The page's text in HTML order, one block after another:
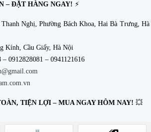
– ĐẶT HÀNG NGAY! ⚡
Nghị, Phường Bách Khoa, Hai Bà Trưng, Hà
Kính, Cầu Giấy, Hà Nội
– 0912828081 – 0941121616
TIỆN LỢI – MUA NGAY HÔM NAY! 💥